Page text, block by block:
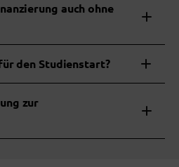
auch ohne
den Studienstart?
zur